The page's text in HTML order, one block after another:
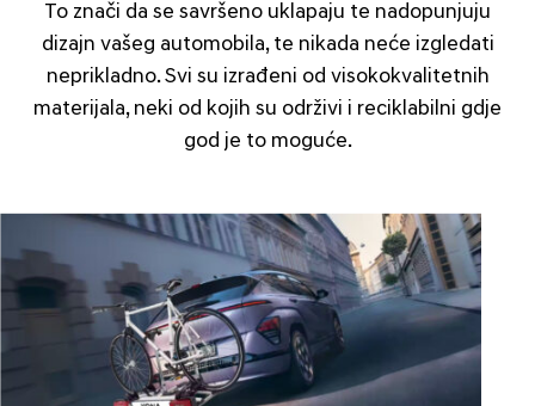
To znači da se savršeno uklapaju te nadopunjuju
dizajn vašeg automobila, te nikada neće izgledati
neprikladno. Svi su izrađeni od visokokvalitetnih
materijala, neki od kojih su održivi i reciklabilni gdje
god je to moguće.